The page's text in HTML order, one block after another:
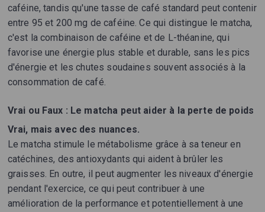
caféine, tandis qu'une tasse de café standard peut contenir
entre 95 et 200 mg de caféine. Ce qui distingue le matcha,
c'est la combinaison de caféine et de L-théanine, qui
favorise une énergie plus stable et durable, sans les pics
d'énergie et les chutes soudaines souvent associés à la
consommation de café.
Vrai ou Faux : Le matcha peut aider à la perte de poids
Vrai, mais avec des nuances.
Le matcha stimule le métabolisme grâce à sa teneur en
catéchines, des antioxydants qui aident à brûler les
graisses. En outre, il peut augmenter les niveaux d'énergie
pendant l'exercice, ce qui peut contribuer à une
amélioration de la performance et potentiellement à une